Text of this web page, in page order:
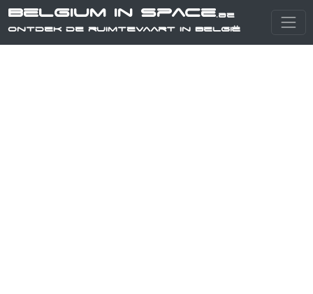
Belgium in Space.be
Ontdek de ruimtevaart in België